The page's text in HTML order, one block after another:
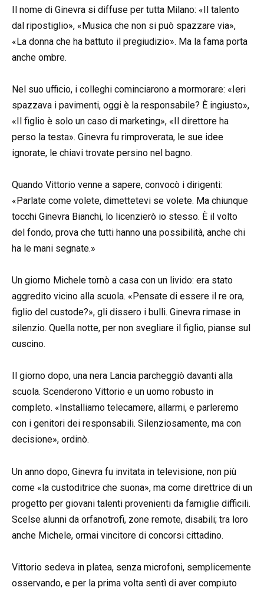
Il nome di Ginevra si diffuse per tutta Milano: «Il talento
dal ripostiglio», «Musica che non si può spazzare via»,
«La donna che ha battuto il pregiudizio». Ma la fama porta
anche ombre.
Nel suo ufficio, i colleghi cominciarono a mormorare: «Ieri
spazzava i pavimenti, oggi è la responsabile? È ingiusto»,
«Il figlio è solo un caso di marketing», «Il direttore ha
perso la testa». Ginevra fu rimproverata, le sue idee
ignorate, le chiavi trovate persino nel bagno.
Quando Vittorio venne a sapere, convocò i dirigenti:
«Parlate come volete, dimettetevi se volete. Ma chiunque
tocchi Ginevra Bianchi, lo licenzierò io stesso. È il volto
del fondo, prova che tutti hanno una possibilità, anche chi
ha le mani segnate.»
Un giorno Michele tornò a casa con un livido: era stato
aggredito vicino alla scuola. «Pensate di essere il re ora,
figlio del custode?», gli dissero i bulli. Ginevra rimase in
silenzio. Quella notte, per non svegliare il figlio, pianse sul
cuscino.
Il giorno dopo, una nera Lancia parcheggiò davanti alla
scuola. Scenderono Vittorio e un uomo robusto in
completo. «Installiamo telecamere, allarmi, e parleremo
con i genitori dei responsabili. Silenziosamente, ma con
decisione», ordinò.
Un anno dopo, Ginevra fu invitata in televisione, non più
come «la custoditrice che suona», ma come direttrice di un
progetto per giovani talenti provenienti da famiglie difficili.
Scelse alunni da orfanotrofi, zone remote, disabili; tra loro
anche Michele, ormai vincitore di concorsi cittadino.
Vittorio sedeva in platea, senza microfoni, semplicemente
osservando, e per la prima volta sentì di aver compiuto